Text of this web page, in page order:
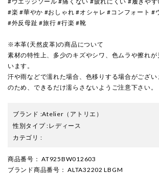
#楽 #華やか #おしゃれ #オシャレ #コンフォート #
#外反母趾 #旅行 #行楽 #靴
※本革(天然皮革)の商品について
素材の特性上、多少のキズやシワ、色ムラや擦れ
います。
汗や雨などで濡れた場合、色移りする場合がござ
のため、できるだけ濡らさないようご注意下さい。
ブランド :Atelier （アトリエ）
性別タイプ:レディース
カテゴリ :
商品番号 ： AT925BW012603
ブランド商品番号 ： ALTA32202 LBGM